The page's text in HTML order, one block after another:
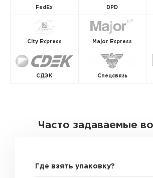
FedEx DPD
City Express Major Express
СДЭК Спецсвязь
Часто задаваемые
Где взять упаковку?